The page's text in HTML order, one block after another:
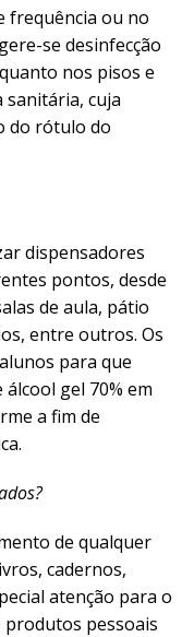
frequência ou no
se desinfecção
nos pisos e
sanitária, cuja
do rótulo do
dispensadores
pontos, desde
de aula, pátio
entre outros. Os
para que
gel 70% em
a fim de
de qualquer
cadernos,
atenção para o
pessoais